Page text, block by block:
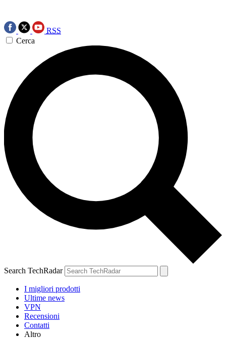
RSS
Cerca
Search TechRadar
I migliori prodotti
Ultime news
VPN
Recensioni
Contatti
Altro